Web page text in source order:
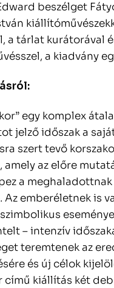
beszélget
a tárlat kurátorával
a kiadvány
egy komplex
jelző időszak a
szert tevő
amely az előre
a
Az emberéletnek is
– intenzív
teremtenek az
és új célok
című kiállítás két